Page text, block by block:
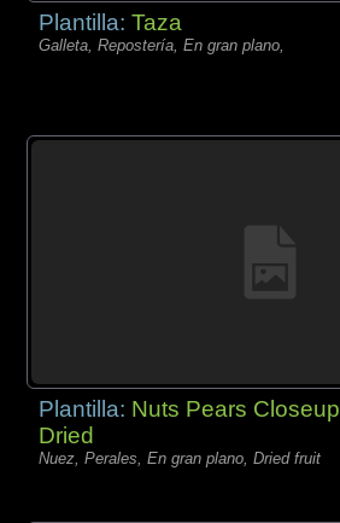
Plantilla:Taza
Galleta, Repostería, En gran plano,
Plantilla: Nuts Pears Closeup
Dried
Nuez, Perales, En gran plano, Dried fruit